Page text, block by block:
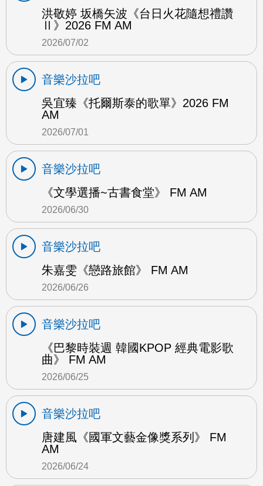
洪敬婷 坂橋矢波《台日火花隨想禮讚
Ⅱ》2026 FM AM
2026/07/02
音樂沙拉吧
吳宜臻《托爾斯泰的歌單》2026 FM
AM
2026/07/01
音樂沙拉吧
《文學選播~古書食堂》 FM AM
2026/06/30
音樂沙拉吧
朱嘉雯《戀路旅館》 FM AM
2026/06/26
音樂沙拉吧
《巴黎時裝週 韓國KPOP 經典電影歌
曲》 FM AM
2026/06/25
音樂沙拉吧
唐建風《國軍文藝金像獎系列》 FM
AM
2026/06/24